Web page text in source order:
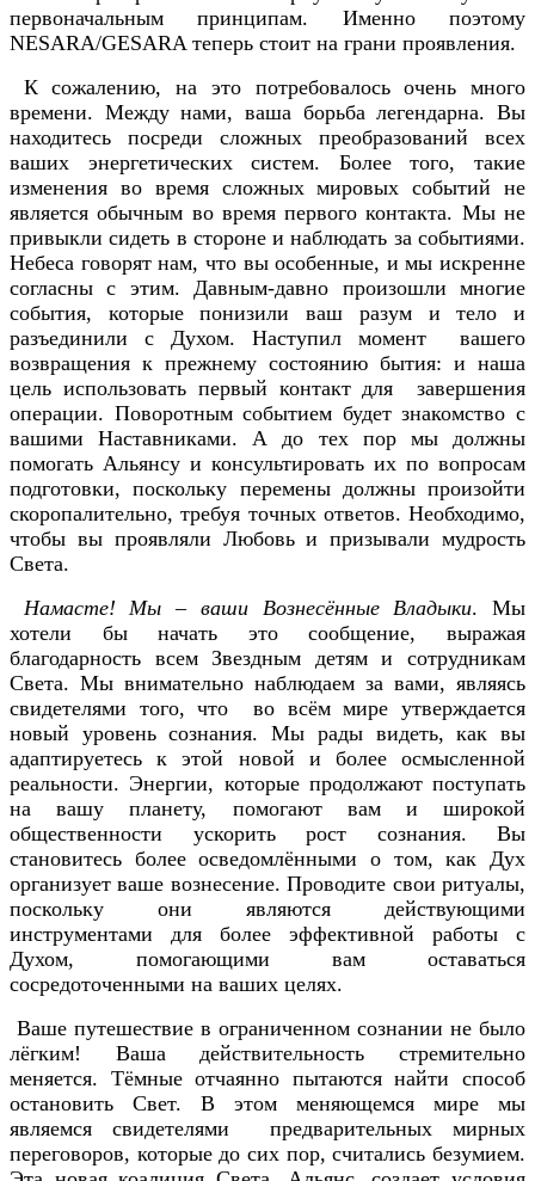
первоначальным принципам. Именно поэтому
NESARA/GESARA теперь стоит на грани проявления.
К сожалению, на это потребовалось очень много
времени. Между нами, ваша борьба легендарна. Вы
находитесь посреди сложных преобразований всех
ваших энергетических систем. Более того, такие
изменения во время сложных мировых событий не
является обычным во время первого контакта. Мы не
привыкли сидеть в стороне и наблюдать за событиями.
Небеса говорят нам, что вы особенные, и мы искренне
согласны с этим. Давным-давно произошли многие
события, которые понизили ваш разум и тело и
разъединили с Духом. Наступил момент вашего
возвращения к прежнему состоянию бытия: и наша
цель использовать первый контакт для завершения
операции. Поворотным событием будет знакомство с
вашими Наставниками. А до тех пор мы должны
помогать Альянсу и консультировать их по вопросам
подготовки, поскольку перемены должны произойти
скоропалительно, требуя точных ответов. Необходимо,
чтобы вы проявляли Любовь и призывали мудрость
Света.
Намасте! Мы – ваши Вознесённые Владыки. Мы
хотели бы начать это сообщение, выражая
благодарность всем Звездным детям и сотрудникам
Света. Мы внимательно наблюдаем за вами, являясь
свидетелями того, что во всём мире утверждается
новый уровень сознания. Мы рады видеть, как вы
адаптируетесь к этой новой и более осмысленной
реальности. Энергии, которые продолжают поступать
на вашу планету, помогают вам и широкой
общественности ускорить рост сознания. Вы
становитесь более осведомлёнными о том, как Дух
организует ваше вознесение. Проводите свои ритуалы,
поскольку они являются действующими
инструментами для более эффективной работы с
Духом, помогающими вам оставаться
сосредоточенными на ваших целях.
Ваше путешествие в ограниченном сознании не было
лёгким! Ваша действительность стремительно
меняется. Тёмные отчаянно пытаются найти способ
остановить Свет. В этом меняющемся мире мы
являемся свидетелями предварительных мирных
переговоров, которые до сих пор, считались безумием.